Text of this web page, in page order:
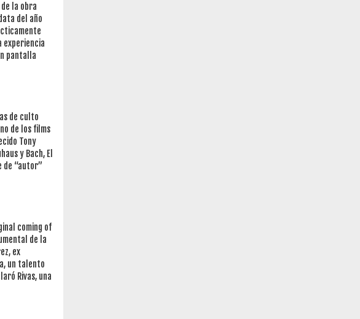
la obra
del año
experiencia
pantalla
de culto
de los films
Tony
y Bach, El
de “autor”
coming of
de la
ex
un talento
Rivas, una